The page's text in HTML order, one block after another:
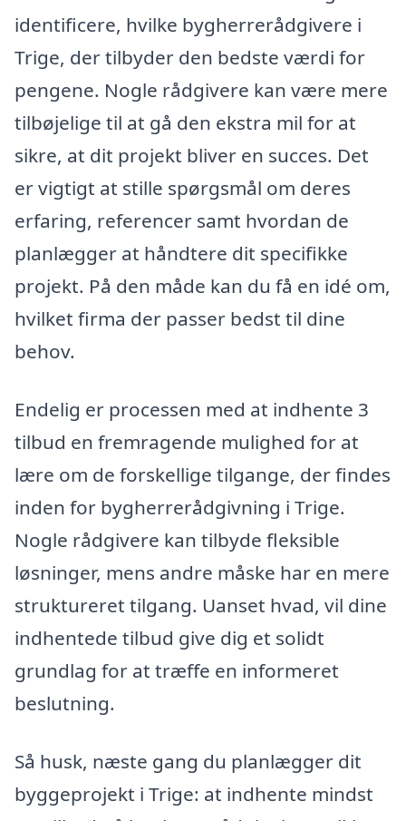
identificere, hvilke bygherrerådgivere i
Trige, der tilbyder den bedste værdi for
pengene. Nogle rådgivere kan være mere
tilbøjelige til at gå den ekstra mil for at
sikre, at dit projekt bliver en succes. Det
er vigtigt at stille spørgsmål om deres
erfaring, referencer samt hvordan de
planlægger at håndtere dit specifikke
projekt. På den måde kan du få en idé om,
hvilket firma der passer bedst til dine
behov.
Endelig er processen med at indhente 3
tilbud en fremragende mulighed for at
lære om de forskellige tilgange, der findes
inden for bygherrerådgivning i Trige.
Nogle rådgivere kan tilbyde fleksible
løsninger, mens andre måske har en mere
struktureret tilgang. Uanset hvad, vil dine
indhentede tilbud give dig et solidt
grundlag for at træffe en informeret
beslutning.
Så husk, næste gang du planlægger dit
byggeprojekt i Trige: at indhente mindst